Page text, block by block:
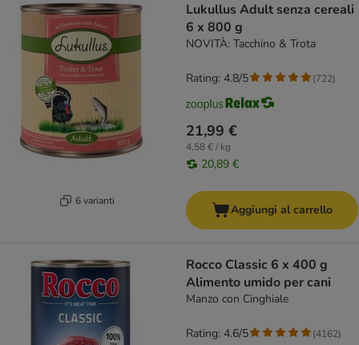
6 varianti
Lukullus Adult senza cereali
6 x 800 g
NOVITÀ: Tacchino & Trota
21,99 €
4,58 € / kg
20,89 €
Rating: 4.8/5 (722)
Aggiungi al carrello
Rocco Classic 6 x 400 g
Alimento umido per cani
Manzo con Cinghiale
Rating: 4.6/5 (4162)